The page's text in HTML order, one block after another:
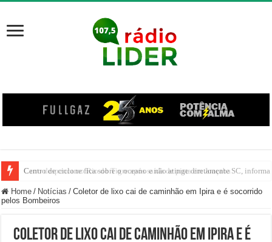
Centro de ciclone fica sobre o oceano e não atinge diretamente SC,
Carro despenca no Rio do Tigre após saída de pista em Joaçaba
Home / Notícias / Coletor de lixo cai de caminhão em Ipira e é socorrido
pelos Bombeiros
Coletor de lixo cai de caminhão em Ipira e é